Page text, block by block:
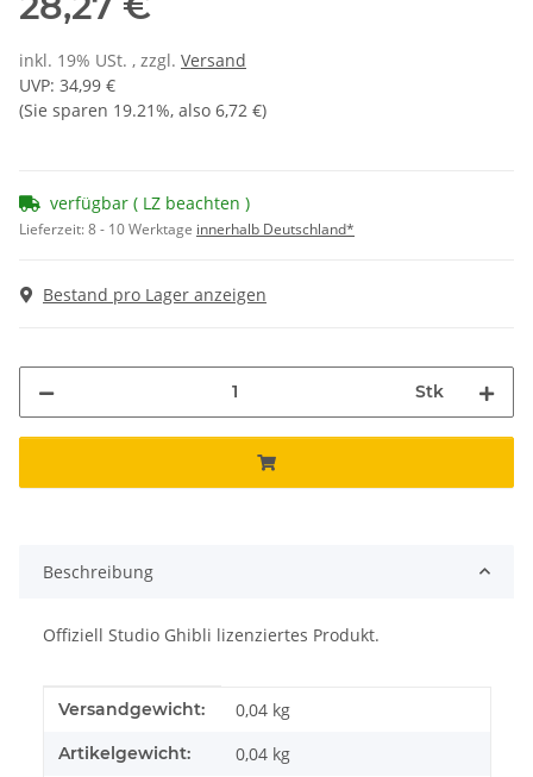
inkl. 19% USt. , zzgl. Versand
UVP: 34,99 €
(Sie sparen 19.21%, also 6,72 €)
verfügbar ( LZ beachten )
Lieferzeit:8 - 10 Werktage innerhalb Deutschland*
Bestand pro Lager anzeigen
Stk
Beschreibung
Offiziell Studio Ghibli lizenziertes Produkt.
Produkteigenschaft
Wert
Versandgewicht: 0,04 kg
Artikelgewicht: 0,04 kg